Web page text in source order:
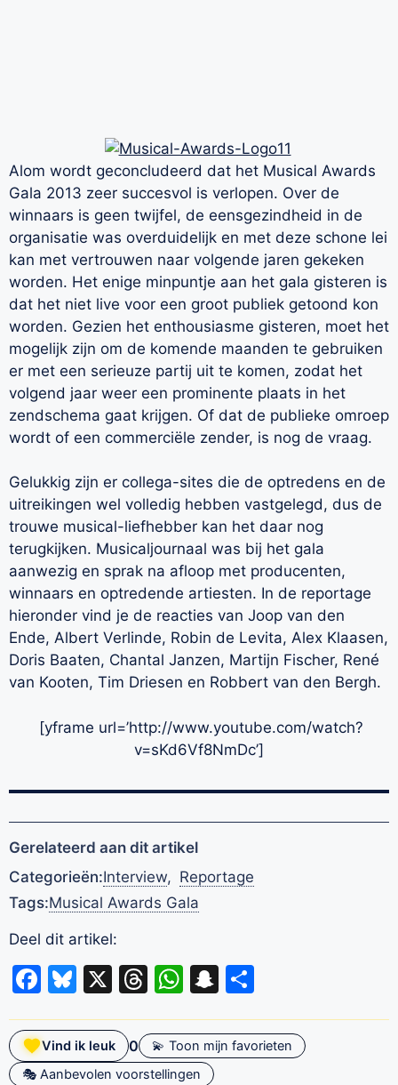
Alom wordt geconcludeerd dat het Musical Awards
Gala 2013 zeer succesvol is verlopen. Over de
winnaars is geen twijfel, de eensgezindheid in de
organisatie was overduidelijk en met deze schone lei
kan met vertrouwen naar volgende jaren gekeken
worden. Het enige minpuntje aan het gala gisteren is
dat het niet live voor een groot publiek getoond kon
worden. Gezien het enthousiasme gisteren, moet het
mogelijk zijn om de komende maanden te gebruiken
er met een serieuze partij uit te komen, zodat het
volgend jaar weer een prominente plaats in het
zendschema gaat krijgen. Of dat de publieke omroep
wordt of een commerciële zender, is nog de vraag.
Gelukkig zijn er collega-sites die de optredens en de
uitreikingen wel volledig hebben vastgelegd, dus de
trouwe musical-liefhebber kan het daar nog
terugkijken. Musicaljournaal was bij het gala
aanwezig en sprak na afloop met producenten,
winnaars en optredende artiesten. In de reportage
hieronder vind je de reacties van Joop van den
Ende, Albert Verlinde, Robin de Levita, Alex Klaasen,
Doris Baaten, Chantal Janzen, Martijn Fischer, René
van Kooten, Tim Driesen en Robbert van den Bergh.
[yframe url=’http://www.youtube.com/watch?
v=sKd6Vf8NmDc’]
Gerelateerd aan dit artikel
Categorieën:Interview, Reportage
Tags:Musical Awards Gala
Deel dit artikel:
Facebook
Bluesky
X Threads
WhatsApp
Snapchat
Vind ik leuk 0
💫 Toon mijn favorieten
🎭 Aanbevolen voorstellingen